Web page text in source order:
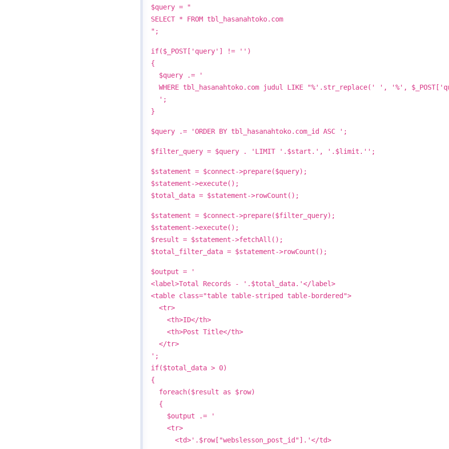
$query = "
SELECT * FROM tbl_hasanahtoko.com
";
if($_POST['query'] != '')
{
$query .= '
WHERE tbl_hasanahtoko.com judul LIKE "%'.str_replace(' ', '%',
';
}
$query .= 'ORDER BY tbl_hasanahtoko.com_id ASC ';
$filter_query = $query . 'LIMIT '.$start.', '.$limit.'';
$statement = $connect->prepare($query);
$statement->execute();
$total_data = $statement->rowCount();
$statement = $connect->prepare($filter_query);
$statement->execute();
$result = $statement->fetchAll();
$total_filter_data = $statement->rowCount();
$output = '
<label>Total Records - '.$total_data.'</label>
<table class="table table-striped table-bordered">
<tr>
<th>ID</th>
<th>Post Title</th>
</tr>
';
if($total_data > 0)
{
foreach($result as $row)
{
$output .= '
<tr>
<td>'.$row["webslesson_post_id"].'</td>